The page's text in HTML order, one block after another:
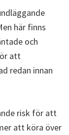
här finns
och
att
redan innan
risk för att
att köra över